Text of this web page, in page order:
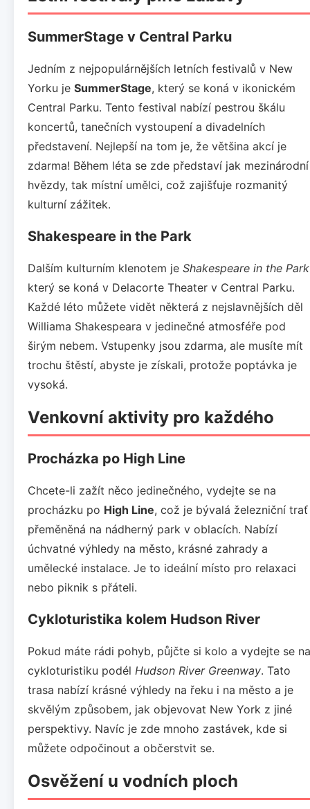
SummerStage v Central Parku
Jedním z nejpopulárnějších letních festivalů v New
Yorku je SummerStage, který se koná v ikonickém
Central Parku. Tento festival nabízí pestrou škálu
koncertů, tanečních vystoupení a divadelních
představení. Nejlepší na tom je, že většina akcí je
zdarma! Během léta se zde představí jak mezinárodní
hvězdy, tak místní umělci, což zajišťuje rozmanitý
kulturní zážitek.
Shakespeare in the Park
Dalším kulturním klenotem je Shakespeare in the Park
který se koná v Delacorte Theater v Central Parku.
Každé léto můžete vidět některá z nejslavnějších děl
Williama Shakespeara v jedinečné atmosféře pod
širým nebem. Vstupenky jsou zdarma, ale musíte mít
trochu štěstí, abyste je získali, protože poptávka je
vysoká.
Venkovní aktivity pro každého
Procházka po High Line
Chcete-li zažít něco jedinečného, vydejte se na
procházku po High Line, což je bývalá železniční trať
přeměněná na nádherný park v oblacích. Nabízí
úchvatné výhledy na město, krásné zahrady a
umělecké instalace. Je to ideální místo pro relaxaci
nebo piknik s přáteli.
Cykloturistika kolem Hudson River
Pokud máte rádi pohyb, půjčte si kolo a vydejte se na
cykloturistiku podél Hudson River Greenway. Tato
trasa nabízí krásné výhledy na řeku i na město a je
skvělým způsobem, jak objevovat New York z jiné
perspektivy. Navíc je zde mnoho zastávek, kde si
můžete odpočinout a občerstvit se.
Osvěžení u vodních ploch